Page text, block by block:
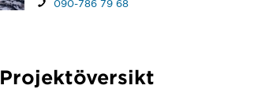
090-786 79 68
Projektöversikt